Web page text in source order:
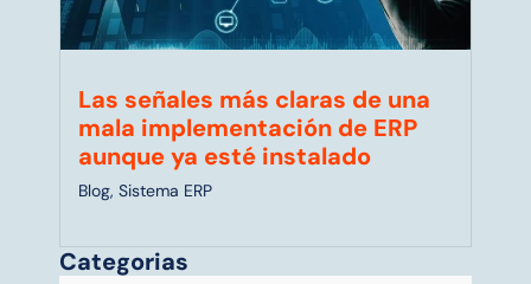
Las señales más claras de una
mala implementación de ERP
aunque ya esté instalado
Blog, Sistema ERP
Categorias